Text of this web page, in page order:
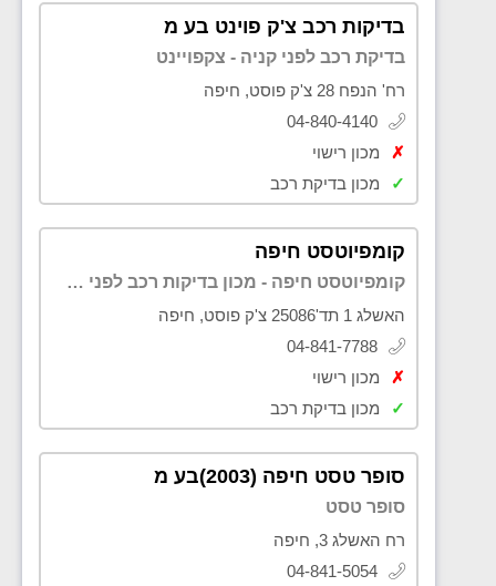
בדיקות רכב צ'ק פוינט בע מ
בדיקת רכב לפני קניה - צקפויינט
רח' הנפח 28 צ'ק פוסט, חיפה
04-840-4140
✗
מכון רישוי
✓
מכון בדיקת רכב
קומפיוטסט חיפה
קומפיוטסט חיפה - מכון בדיקות רכב לפני קנייה
האשלג 1 תד'25086 צ'ק פוסט, חיפה
04-841-7788
✗
מכון רישוי
✓
מכון בדיקת רכב
סופר טסט חיפה (2003)בע מ
סופר טסט
רח האשלג 3, חיפה
04-841-5054